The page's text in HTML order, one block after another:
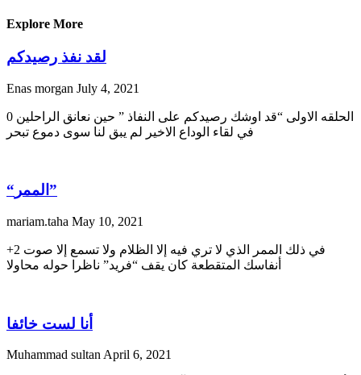
Explore More
لقد نفذ رصيدكم
Enas morgan July 4, 2021
0 الحلقه الاولى “قد اوشك رصيدكم على النفاذ ” حين نعانق الراحلين
في لقاء الوداع الاخير لم يبق لنا سوى دموع تبحر
“الممر”
mariam.taha May 10, 2021
+2 في ذلك الممر الذي لا تري فيه إلا الظلام ولا تسمع إلا صوت
أنفاسك المتقطعة كان يقف “فريد” ناظرا حوله محاولا
أنا لست خائفا
Muhammad sultanApril 6, 2021